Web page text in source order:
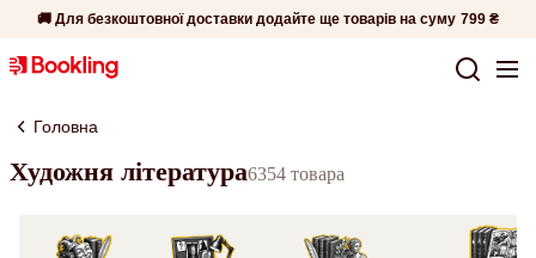
🚚 Для безкоштовної доставки додайте ще товарів на суму 799 ₴
Головна
Художня література6354 товара